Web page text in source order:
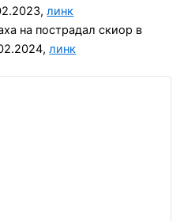
линк
на пострадал скиор в
линк